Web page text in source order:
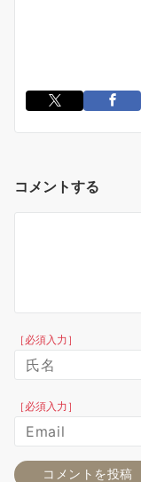
コメントする
［必須入力］
［必須入力］